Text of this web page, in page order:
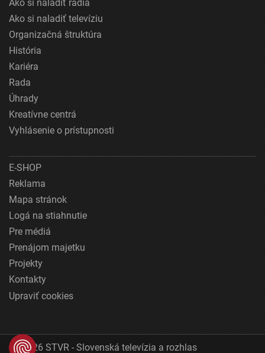
Ako si naladiť rádiá
Ako si naladiť televíziu
Organizačná štruktúra
História
Kariéra
Rada
Úhrady
Kreatívne centrá
Vyhlásenie o prístupnosti
E-SHOP
Reklama
Mapa stránok
Logá na stiahnutie
Pre médiá
Prenájom majetku
Projekty
Kontakty
Upraviť cookies
© 2026 STVR - Slovenská televízia a rozhlas